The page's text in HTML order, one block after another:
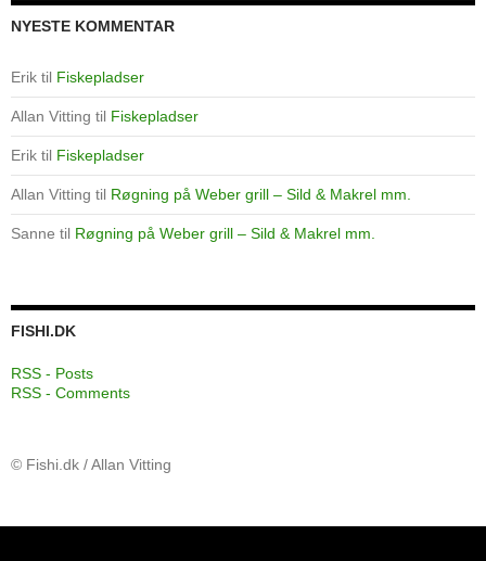
NYESTE KOMMENTAR
Erik til Fiskepladser
Allan Vitting til Fiskepladser
Erik til Fiskepladser
Allan Vitting til Røgning på Weber grill – Sild & Makrel mm.
Sanne til Røgning på Weber grill – Sild & Makrel mm.
FISHI.DK
RSS - Posts
RSS - Comments
© Fishi.dk / Allan Vitting